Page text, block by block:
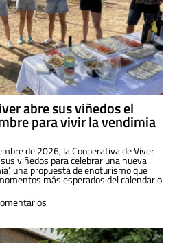
abre sus viñedos el
para vivir la vendimia
de 2026, la Cooperativa de Viver
viñedos para celebrar una nueva
una propuesta de enoturismo que
más esperados del calendario